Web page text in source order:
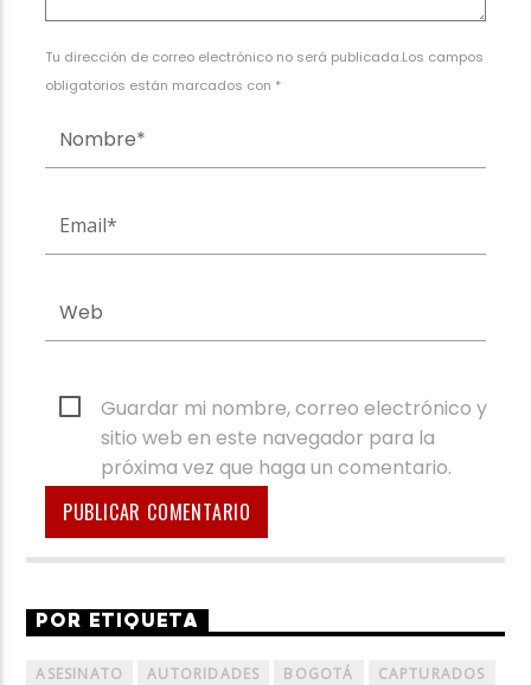
Tu dirección de correo electrónico no será publicada.Los campos
obligatorios están marcados con *
Guardar mi nombre, correo electrónico y
sitio web en este navegador para la
próxima vez que haga un comentario.
POR ETIQUETA
ASESINATO AUTORIDADES BOGOTÁ
CAPTURADOS